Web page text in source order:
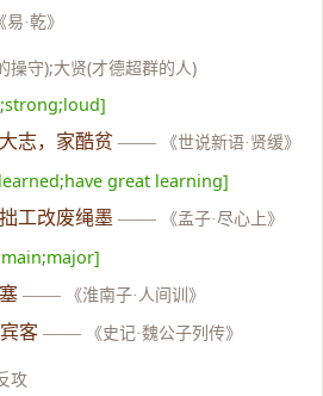
《易·乾》
操守);大贤(才德超群的人)
志，家酷贫 —— 《世说新语·贤缓》
great learning]
工改废绳墨 —— 《孟子·尽心上》
—— 《淮南子·人间训》
客 —— 《史记·魏公子列传》
攻